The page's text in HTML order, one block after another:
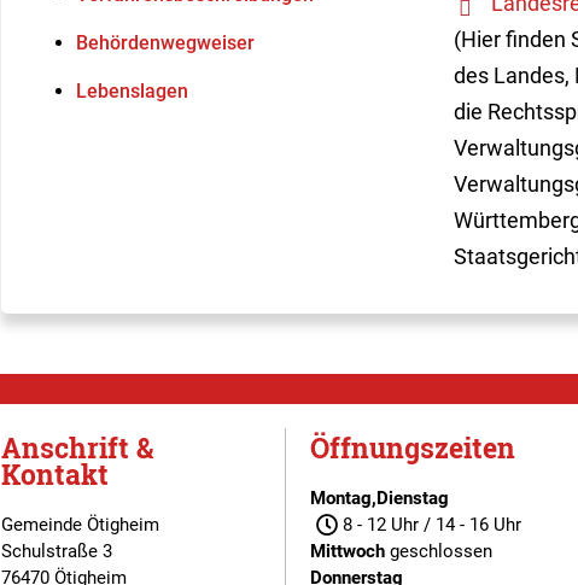
Behördenwegweiser
Lebenslagen
(Hier finden
des Landes,
die
Anschrift &
Kontakt
Gemeinde Ötigheim
Schulstraße 3
76470 Ötigheim
Öffnungszeiten
Montag,Dienstag
8 - 12 Uhr / 14 - 16 Uhr
Mittwoch geschlossen
Donnerstag